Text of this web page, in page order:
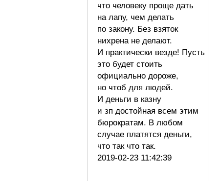
что человеку проще дать
на лапу, чем делать
по закону. Без взяток
нихрена не делают.
И практически везде! Пусть
это будет стоить
официально дороже,
но чтоб для людей.
И деньги в казну
и зп достойная всем этим
бюрократам. В любом
случае платятся деньги,
что так что так.
2019-02-23 11:42:39